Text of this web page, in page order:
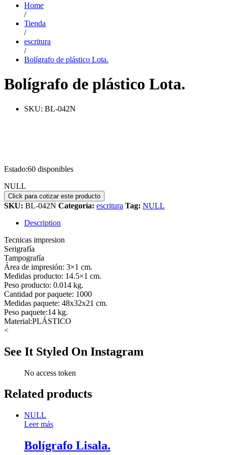
Home
/
Tienda
/
escritura
/
Bolígrafo de plástico Lota.
Bolígrafo de plástico Lota.
SKU: BL-042N
Estado:60 disponibles
NULL
SKU: BL-042N Categoría: escritura Tag: NULL
Description
Tecnicas impresion
Serigrafía
Tampografía
Área de impresión: 3×1 cm.
Medidas producto: 14.5×1 cm.
Peso producto: 0.014 kg.
Cantidad por paquete: 1000
Medidas paquete: 48x32x21 cm.
Peso paquete:14 kg.
Material:PLÁSTICO
<
See It Styled On Instagram
No access token
Related products
NULL
Leer más
Bolígrafo Lisala.